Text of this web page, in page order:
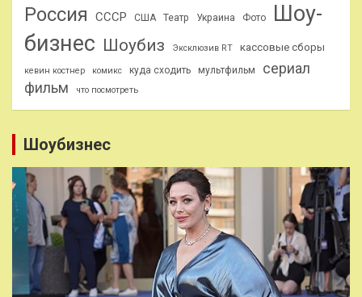
Россия СССР США Театр Украина Фото
Шоу-
бизнес Шоубиз Эксклюзив RT кассовые сборы
кевин костнер комикс куда сходить мультфильм
сериал
фильм
что посмотреть
Шоубизнес